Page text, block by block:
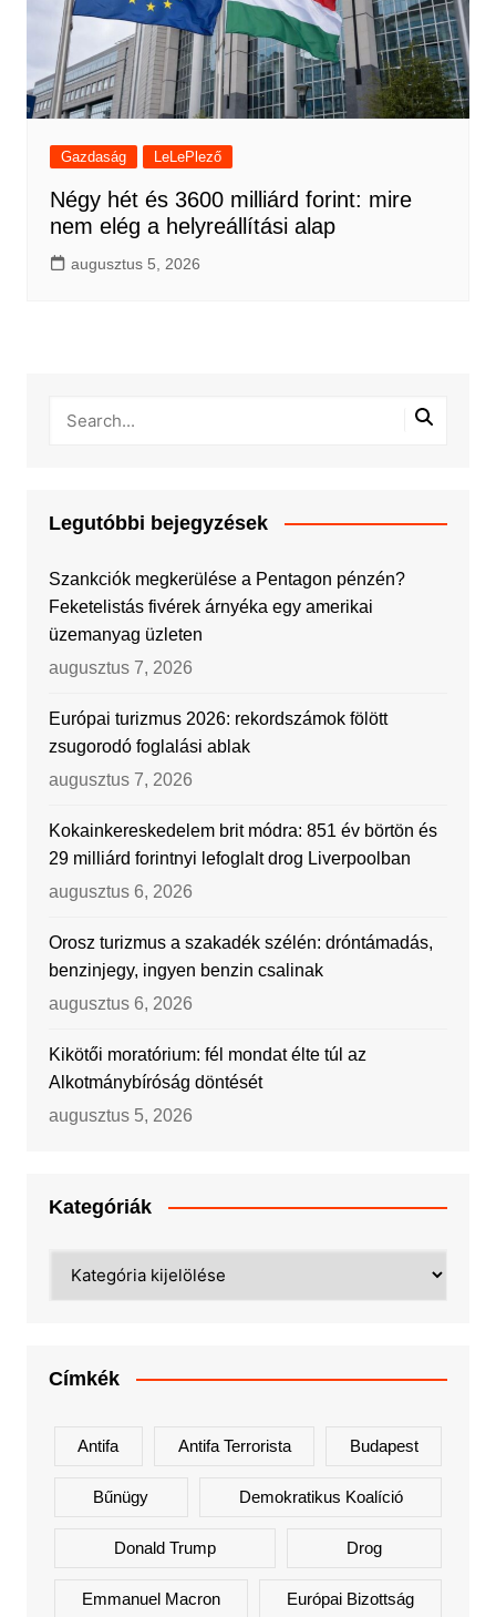
Gazdaság LeLePlező
Négy hét és 3600 milliárd forint: mire
nem elég a helyreállítási alap
augusztus 5, 2026
Legutóbbi bejegyzések
Szankciók megkerülése a Pentagon pénzén?
Feketelistás fivérek árnyéka egy amerikai
üzemanyag üzleten
augusztus 7, 2026
Európai turizmus 2026: rekordszámok fölött
zsugorodó foglalási ablak
augusztus 7, 2026
Kokainkereskedelem brit módra: 851 év börtön és
29 milliárd forintnyi lefoglalt drog Liverpoolban
augusztus 6, 2026
Orosz turizmus a szakadék szélén: dróntámadás,
benzinjegy, ingyen benzin csalinak
augusztus 6, 2026
Kikötői moratórium: fél mondat élte túl az
Alkotmánybíróság döntését
augusztus 5, 2026
Kategóriák
Címkék
Antifa Antifa Terrorista Budapest
Bűnügy Demokratikus Koalíció
Donald Trump Drog
Emmanuel Macron Európai Bizottság